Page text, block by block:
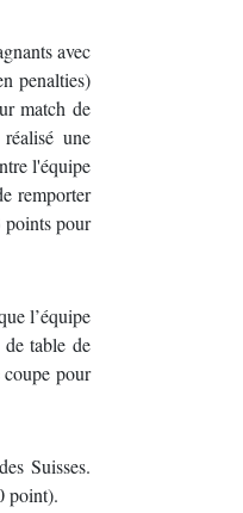
avec
penalties)
match de
une
l'équipe
remporter
points pour
l’équipe
table de
pour
Suisses.
point).